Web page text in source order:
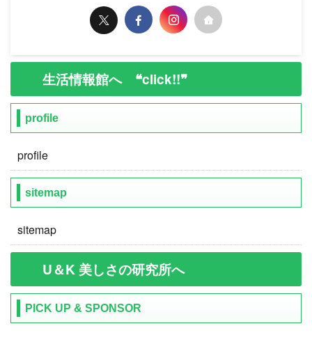
生活情報館へ ❝click!!❞
profile
profile
sitemap
sitemap
U＆K 美しさの研究所へ
PICK UP & SPONSOR